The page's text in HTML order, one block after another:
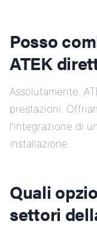
Posso
ATEK
Assolutamente.
prestazioni.
l’integrazione di un
installazione.
Quali
settori